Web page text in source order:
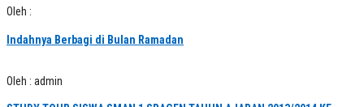
Oleh :
Indahnya Berbagi di Bulan Ramadan
Oleh : admin